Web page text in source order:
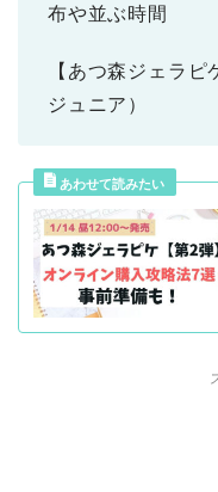
布や並ぶ時間
【あつ森ジェラ
ジュニア）